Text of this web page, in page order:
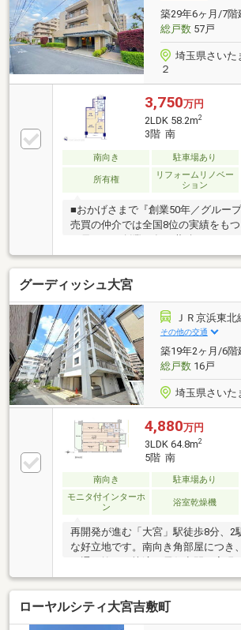
住信SBI代理事業 東宝ハウスフィナ
ン）□365日24時間住まいの駆付けサ
料)
築29年6ヶ月/7階
総戸数57戸
埼玉県さいた
２
3,750万円
2LDK 58.2m2
3階 南
南向き 駐車場あり
所有権
リフォームリノベー
ション
■おかげさまで『創業50年／グルー
売買の仲介では全国8位の実績をも
入・ご売却・お買替え全てをサポー
ハウスNEXTアフターサポート専門
ライフパートナー（FP資格）が住ま
しの不安を解消します■東宝ハウス
動産仲介業初の住信SBIネット銀行
が更に充実したオリジナル提携住宅
ます■未来カレンダー東宝ハウス独自
ミュレーションソフト。ローン完済
視える化し、将来のリスクや不安を
グーディッシュ大宮
ＪＲ京浜東
その他の交通
築19年2ヶ月/6階
総戸数16戸
埼玉県さいた
4,880万円
3LDK 64.8m2
5階 南
南向き 駐車場あり
モニタ付インターホ
ン
浴室乾燥機
再開発が進む「大宮」駅徒歩8分、2
な好立地です。南向き角部屋につき
キッチンや1400×1800サイズのゆと
水回りも含め新規リノベーション済
スタートできます。オートロックや
共用設備も充実し、安心で利便性の
ローヤルシティ大宮吉敷町